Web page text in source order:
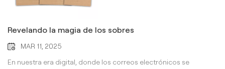
Revelando la magia de los sobres
MAR 11, 2025
En nuestra era digital, donde los correos electrónicos se